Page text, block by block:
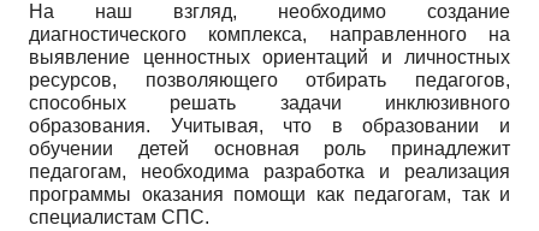
На наш взгляд, необходимо создание
диагностического комплекса, направленного на
выявление ценностных ориентаций и личностных
ресурсов, позволяющего отбирать педагогов,
способных решать задачи инклюзивного
образования. Учитывая, что в образовании и
обучении детей основная роль принадлежит
педагогам, необходима разработка и реализация
программы оказания помощи как педагогам, так и
специалистам СПС.